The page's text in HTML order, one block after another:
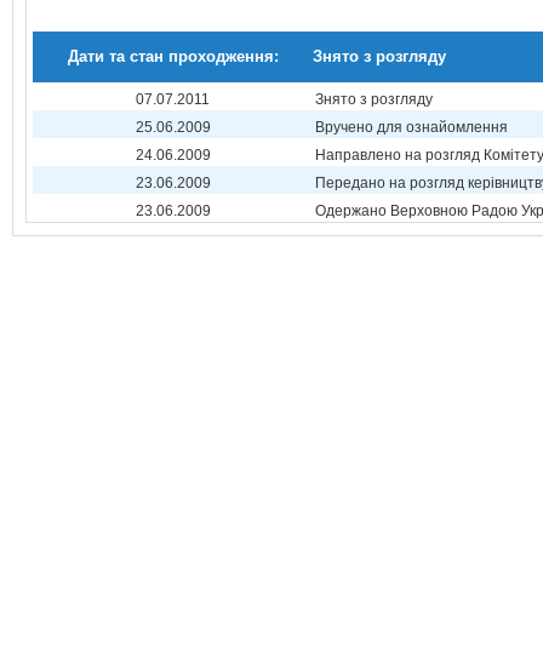
Дати та стан проходження: Знято з розгляду
07.07.2011
Знято з розгляду
25.06.2009
Вручено для ознайомлення
24.06.2009
Направлено на розгляд Комітету
23.06.2009
Передано на розгляд
23.06.2009
Одержано Верховною Радою